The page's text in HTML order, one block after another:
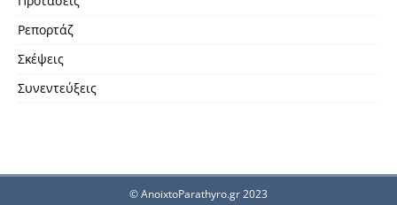
Ρεπορτάζ
Σκέψεις
Συνεντεύξεις
© AnoixtoParathyro.gr 2023